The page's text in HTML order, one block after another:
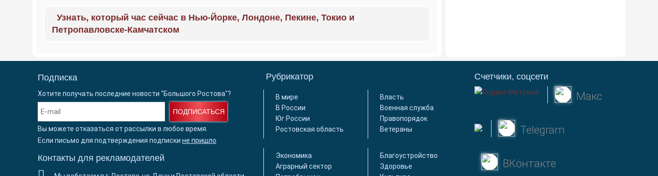
Узнать, который час сейчас в Нью-Йорке, Лондоне, Пекине, Токио и
Петропавловске-Камчатском
Подписка
Хотите получать последние новости "Большого Ростова"?
ПОДПИСАТЬСЯ
Вы можете отказаться от рассылки в любое время.
Если письмо для подтверждения подписки не пришло
Контакты для рекламодателей
Рубрикатор
В мире
В России
Юг России
Ростовская область
Власть
Военная служба
Правопорядок
Ветераны
Экономика
Аграрный сектор
Благоустройство
Здоровье
Счетчики, соцсети
Макс
Telegram
ВКонтакте